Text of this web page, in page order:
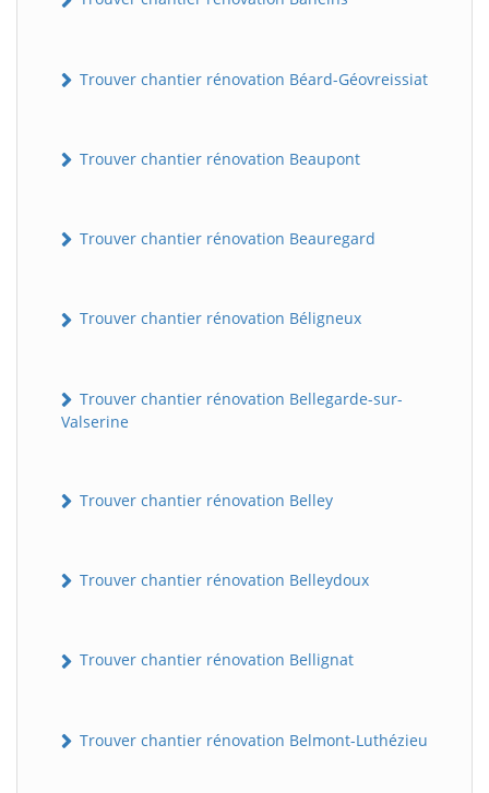
Trouver chantier rénovation Béard-Géovreissiat
Trouver chantier rénovation Beaupont
Trouver chantier rénovation Beauregard
Trouver chantier rénovation Béligneux
Trouver chantier rénovation Bellegarde-sur-
Valserine
Trouver chantier rénovation Belley
Trouver chantier rénovation Belleydoux
Trouver chantier rénovation Bellignat
Trouver chantier rénovation Belmont-Luthézieu